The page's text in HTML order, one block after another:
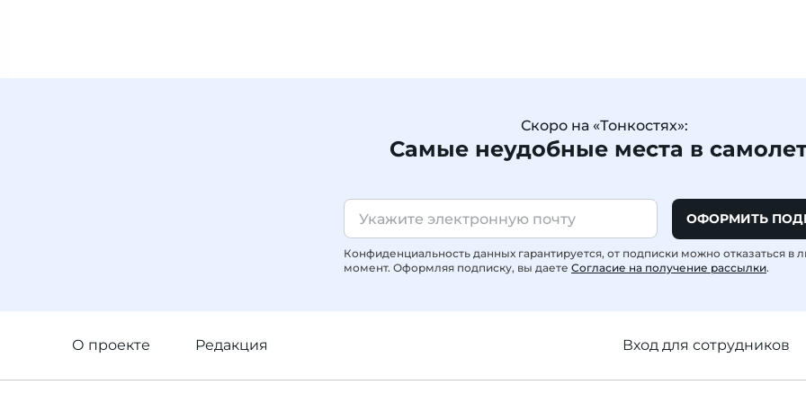
Скоро на «Тонкостях»:
Самые неудобные места в
ОФОРМИТЬ
Конфиденциальность данных гарантируется, от подписки можно отказаться в
момент. Оформляя подписку, вы даете Согласие на получение рассылки.
О проекте Редакция Вход для сотрудников